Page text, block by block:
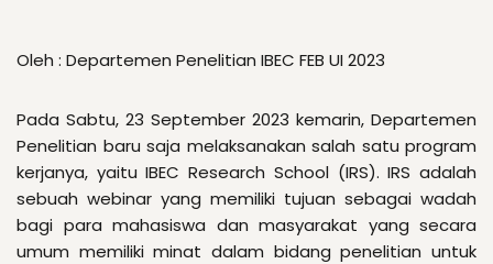
Oleh : Departemen Penelitian IBEC FEB UI 2023
Pada Sabtu, 23 September 2023 kemarin, Departemen
Penelitian baru saja melaksanakan salah satu program
kerjanya, yaitu IBEC Research School (IRS). IRS adalah
sebuah webinar yang memiliki tujuan sebagai wadah
bagi para mahasiswa dan masyarakat yang secara
umum memiliki minat dalam bidang penelitian untuk